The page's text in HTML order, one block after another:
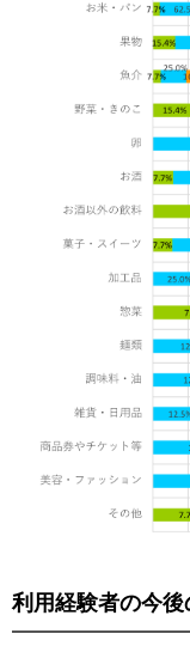
利用経験者の今後